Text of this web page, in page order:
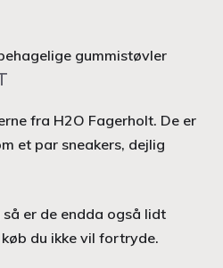
gummistøvler
fra H2O Fagerholt. De er
et par sneakers, dejlig
er de endda også lidt
du ikke vil fortryde.